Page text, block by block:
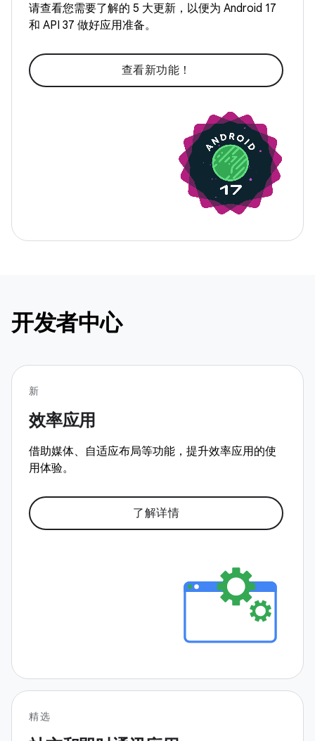
请查看您需要了解的 5 大更新，以便为 Android 17
和 API 37 做好应用准备。
查看新功能！
开发者中心
新
效率应用
借助媒体、自适应布局等功能，提升效率应用的使
用体验。
了解详情
精选